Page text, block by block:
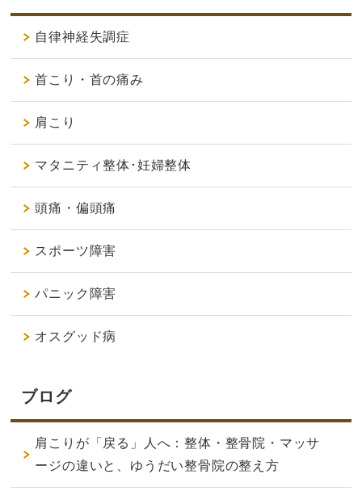
自律神経失調症
首こり・首の痛み
肩こり
マタニティ整体･妊婦整体
頭痛・偏頭痛
スポーツ障害
パニック障害
オスグッド病
ブログ
肩こりが「戻る」人へ：整体・整骨院・マッサ
ージの違いと、ゆうだい整骨院の整え方